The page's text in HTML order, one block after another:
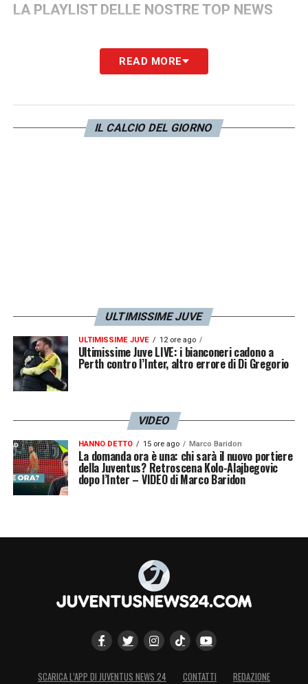
LA PLAYLIST DELLE NOSTRE TOP NEWS
READ MORE
IL CALCIO DEL GIORNO
ULTIMISSIME JUVE
ULTIMISSIME JUVE 12 ore ago
Ultimissime Juve LIVE: i bianconeri cadono a
Perth contro l’Inter, altro errore di Di Gregorio
VIDEO
HANNO DETTO 15 ore ago Marco Baridon
La domanda ora è una: chi sarà il nuovo portiere
della Juventus? Retroscena Kolo-Alajbegovic
dopo l’Inter – VIDEO di Marco Baridon
SCARICA L’APP DI JUVENTUS NEWS 24 CONTATTI REDAZIONE